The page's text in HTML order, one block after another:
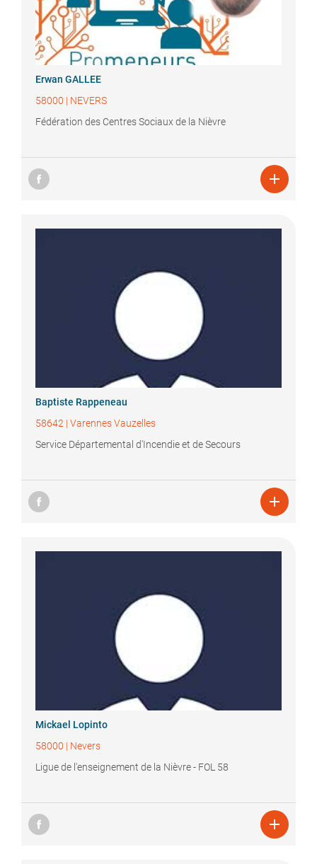
Erwan GALLEE
58000 | NEVERS
Fédération des Centres Sociaux de la Nièvre

Baptiste Rappeneau
58642 | Varennes Vauzelles
Service Départemental d'Incendie et de Secours

Mickael Lopinto
58000 | Nevers
Ligue de l'enseignement de la Nièvre - FOL 58
